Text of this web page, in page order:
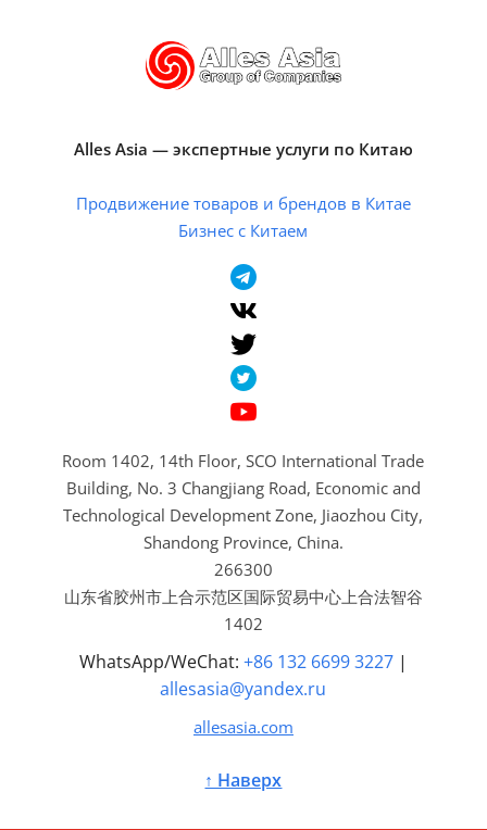
Alles Asia — экспертные услуги по Китаю
Продвижение товаров и брендов в Китае
Бизнес с Китаем
Room 1402, 14th Floor, SCO International Trade
Building, No. 3 Changjiang Road, Economic and
Technological Development Zone, Jiaozhou City,
Shandong Province, China.
266300
山东省胶州市上合示范区国际贸易中心上合法智谷
1402
WhatsApp/WeChat: +86 132 6699 3227|
allesasia@yandex.ru
allesasia.com
↑ Наверх